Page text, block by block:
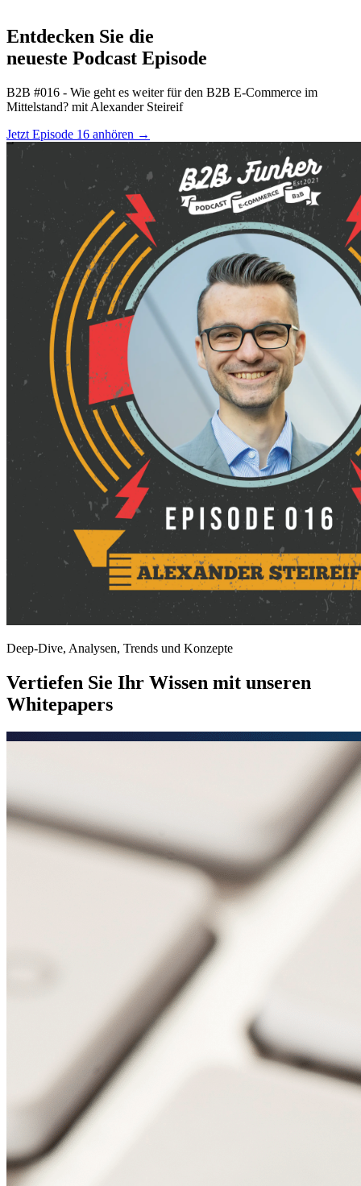
Entdecken Sie die
neueste Podcast Episode
B2B #016 - Wie geht es weiter für den B2B E-Commerce im
Mittelstand? mit Alexander Steireif
Jetzt Episode 16 anhören →
Deep-Dive, Analysen, Trends und Konzepte
Vertiefen Sie Ihr Wissen mit unseren
Whitepapers